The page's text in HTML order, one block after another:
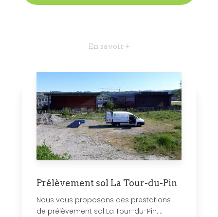
En savoir +
Prélèvement sol La Tour-du-Pin
Nous vous proposons des prestations
de prélèvement sol La Tour-du-Pin....